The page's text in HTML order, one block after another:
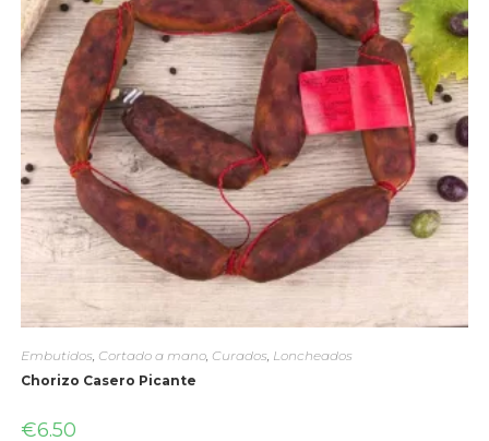
Embutidos, Cortado a mano, Curados, Loncheados
Chorizo Casero Picante
€6.50